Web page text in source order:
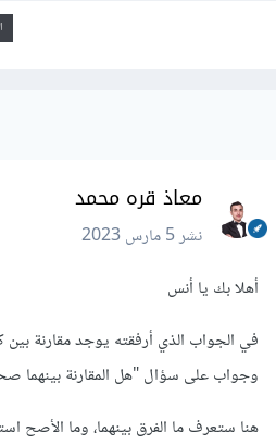
معاذ قره محمد
نشر5 مارس 2023
أهلا بك يا أنس
وجواب على سؤال "هل المقارنة بينهما
هنا ستعرف ما الفرق بينهما، وما الأصح